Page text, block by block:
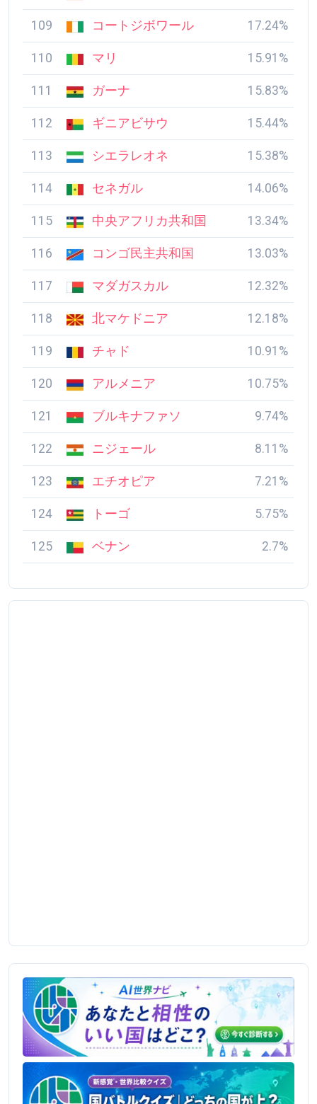
109 コートジボワール 17.24%
110 マリ 15.91%
111 ガーナ 15.83%
112 ギニアビサウ 15.44%
113 シエラレオネ 15.38%
114 セネガル 14.06%
115 中央アフリカ共和国 13.34%
116 コンゴ民主共和国 13.03%
117 マダガスカル 12.32%
118 北マケドニア 12.18%
119 チャド 10.91%
120 アルメニア 10.75%
121 ブルキナファソ 9.74%
122 ニジェール 8.11%
123 エチオピア 7.21%
124 トーゴ 5.75%
125 ベナン 2.7%